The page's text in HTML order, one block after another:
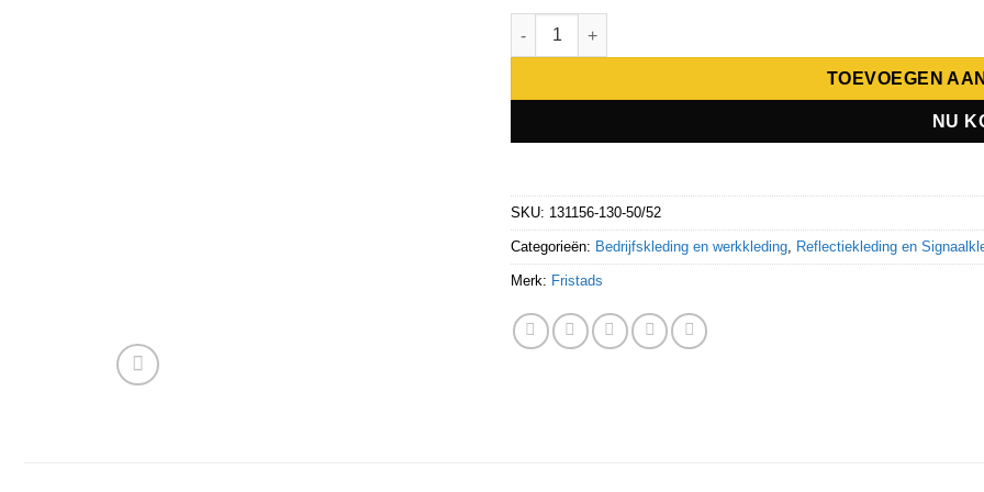
Fristads High-vis LED-vest klasse 2 5012 LPR 131156 aantal
TOEVOEGEN
NU
SKU: 131156-130-50/52
Categorieën: Bedrijfskleding en werkkleding, Reflectiekleding en
Merk: Fristads